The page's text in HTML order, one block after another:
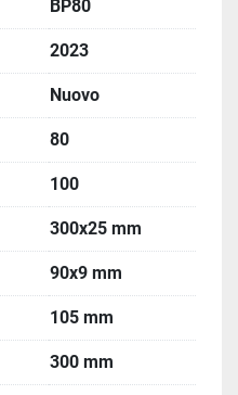
BP80
2023
Nuovo
80
100
300x25 mm
90x9 mm
105 mm
300 mm